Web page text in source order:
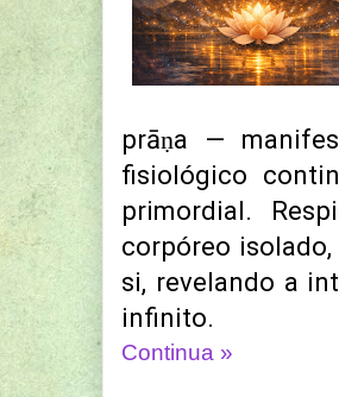
prāṇa —
fisiológico
primordial.
corpóreo
si, revelando a
infinito.
Continua »